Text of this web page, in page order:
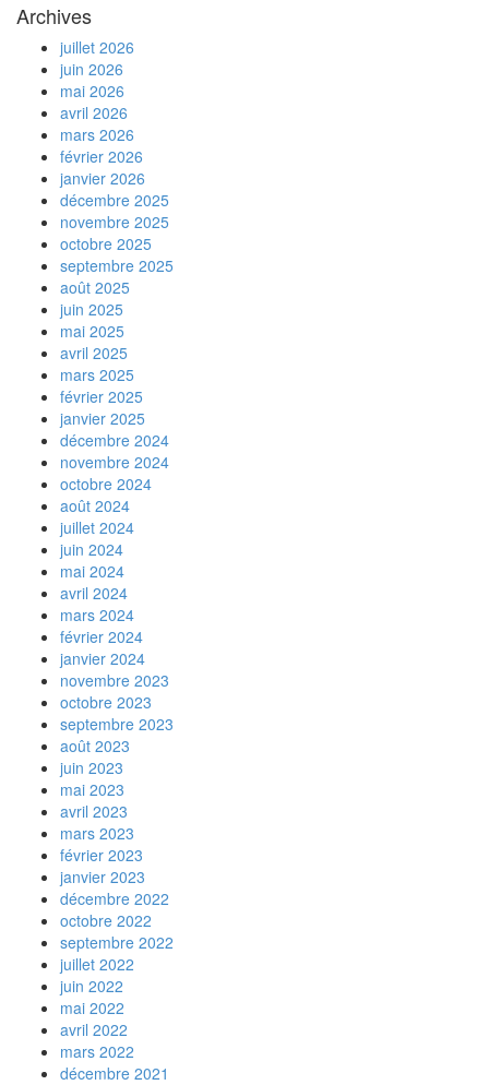
Archives
juillet 2026
juin 2026
mai 2026
avril 2026
mars 2026
février 2026
janvier 2026
décembre 2025
novembre 2025
octobre 2025
septembre 2025
août 2025
juin 2025
mai 2025
avril 2025
mars 2025
février 2025
janvier 2025
décembre 2024
novembre 2024
octobre 2024
août 2024
juillet 2024
juin 2024
mai 2024
avril 2024
mars 2024
février 2024
janvier 2024
novembre 2023
octobre 2023
septembre 2023
août 2023
juin 2023
mai 2023
avril 2023
mars 2023
février 2023
janvier 2023
décembre 2022
octobre 2022
septembre 2022
juillet 2022
juin 2022
mai 2022
avril 2022
mars 2022
décembre 2021